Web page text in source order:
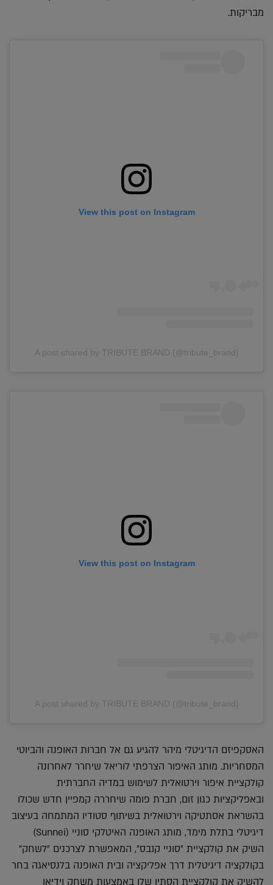
מבריקות.
View this post on Instagram
A post shared by TRIBUTE BRAND (@tribute_brand)
View this post on Instagram
A post shared by TRIBUTE BRAND (@tribute_brand)
האסקפיזם הדיגיטלי מיהר להגיע גם אל חברות האופנה והביוטי
המסחריות. מותג האיפור הצרפתי לוריאל שיחרר לאחרונה
קולקציית איפור וירטואלית לשימוש במדיה החברתית
ובאפליקציות כגון זום, חברת פומה שיחררה קמפיין חדש שכולו
בהשראת אסתטיקה וירטואלית בשיתוף סטודיו המתמחה בעיצוב
דיגיטלי בתלת מימד, מותג האופנה האיטלקי סוניי (Sunnei)
השיק את קולקציית ״סוניי קנבס״, המאפשרת לצרכנים ״לשחק״
בקולקציה דיגיטלית דרך אפליקציה ובית האופנה בלנסיאגה בחר
להשיק את קולקציית הסתיו שלו באמצעות משחק וידיאו